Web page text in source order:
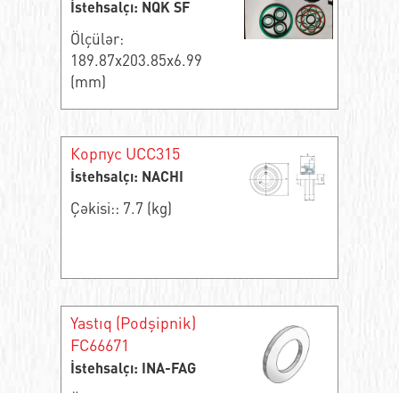
İstehsalçı: NQK SF
Ölçülər:
189.87x203.85x6.99
(mm)
Корпус UCC315
İstehsalçı: NACHI
Çəkisi:: 7.7 (kg)
Yastıq (Podşipnik)
FC66671
İstehsalçı: INA-FAG